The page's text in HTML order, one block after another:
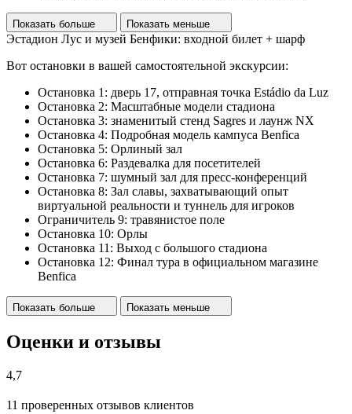
Показать больше Показать меньше
Эстадион Лус и музей Бенфики: входной билет + шарф
Вот остановки в вашей самостоятельной экскурсии:
Остановка 1: дверь 17, отправная точка Estádio da Luz
Остановка 2: Масштабные модели стадиона
Остановка 3: знаменитый стенд Sagres и лаунж NX
Остановка 4: Подробная модель кампуса Benfica
Остановка 5: Орлиный зал
Остановка 6: Раздевалка для посетителей
Остановка 7: шумный зал для пресс-конференций
Остановка 8: Зал славы, захватывающий опыт
виртуальной реальности и туннель для игроков
Ограничитель 9: травянистое поле
Остановка 10: Орлы
Остановка 11: Выход с большого стадиона
Остановка 12: Финал тура в официальном магазине
Benfica
Показать больше Показать меньше
Оценки и отзывы
4,7
11 проверенных отзывов клиентов